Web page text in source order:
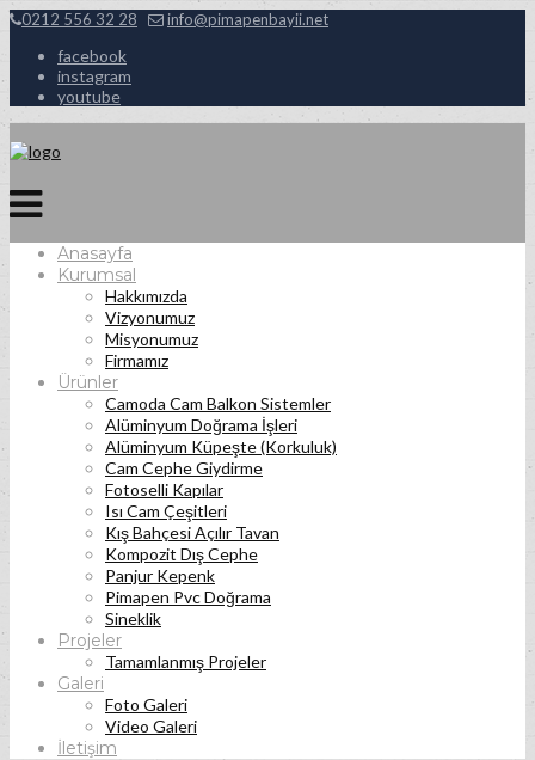
0212 556 32 28 info@pimapenbayii.net
facebook
instagram
youtube
Anasayfa
Kurumsal
Hakkımızda
Vizyonumuz
Misyonumuz
Firmamız
Ürünler
Camoda Cam Balkon Sistemler
Alüminyum Doğrama İşleri
Alüminyum Küpeşte (Korkuluk)
Cam Cephe Giydirme
Fotoselli Kapılar
Isı Cam Çeşitleri
Kış Bahçesi Açılır Tavan
Kompozit Dış Cephe
Panjur Kepenk
Pimapen Pvc Doğrama
Sineklik
Projeler
Tamamlanmış Projeler
Galeri
Foto Galeri
Video Galeri
İletişim